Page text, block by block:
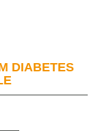
DIABETES